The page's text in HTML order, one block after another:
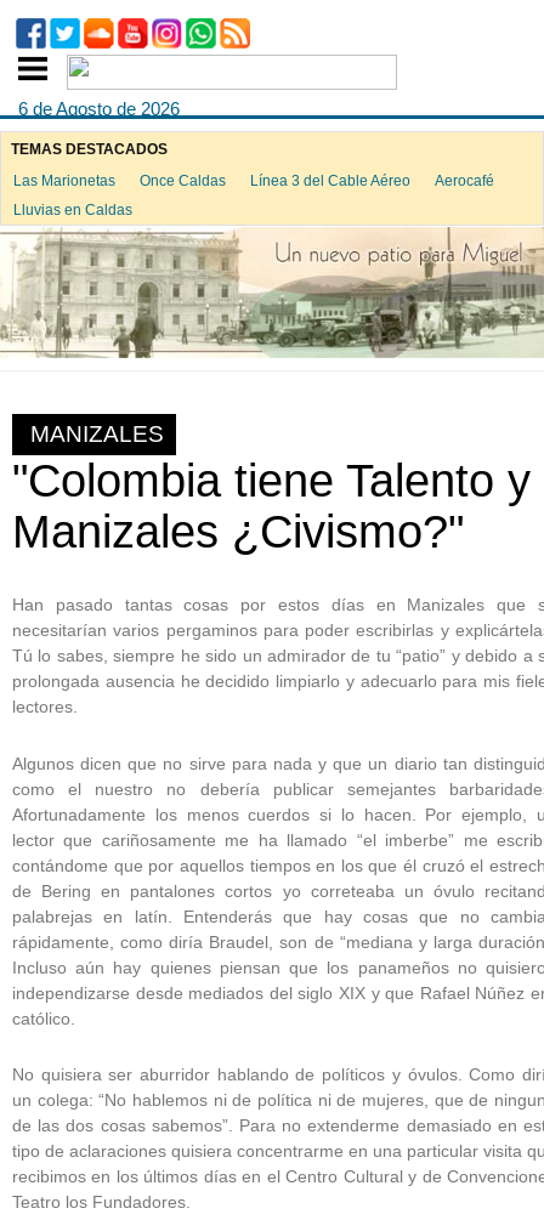
6 de Agosto de 2026
TEMAS DESTACADOS
Las Marionetas
Once Caldas Línea 3 del Cable Aéreo
Aerocafé
Lluvias en Caldas
MANIZALES
"Colombia tiene Talento y
Manizales ¿Civismo?"
Han pasado tantas cosas por estos días en Manizales que
necesitarían varios pergaminos para poder escribirlas y
Tú lo sabes, siempre he sido un admirador de tu “patio” y debido a
prolongada ausencia he decidido limpiarlo y adecuarlo para mis
lectores.
Algunos dicen que no sirve para nada y que un diario tan
como el nuestro no debería publicar semejantes
Afortunadamente los menos cuerdos si lo hacen. Por ejemplo,
lector que cariñosamente me ha llamado “el imberbe” me
contándome que por aquellos tiempos en los que él cruzó el
de Bering en pantalones cortos yo correteaba un óvulo
palabrejas en latín. Entenderás que hay cosas que no
rápidamente, como diría Braudel, son de “mediana y larga
Incluso aún hay quienes piensan que los panameños no
independizarse desde mediados del siglo XIX y que Rafael Núñez
católico.
No quisiera ser aburridor hablando de políticos y óvulos. Como
un colega: “No hablemos ni de política ni de mujeres, que de
de las dos cosas sabemos”. Para no extenderme demasiado en
tipo de aclaraciones quisiera concentrarme en una particular visita
recibimos en los últimos días en el Centro Cultural y de
Teatro los Fundadores.